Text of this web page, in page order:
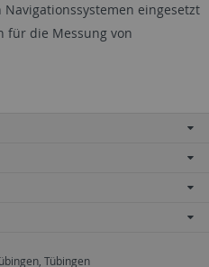
eingesetzt
für die Messung von
Tübingen